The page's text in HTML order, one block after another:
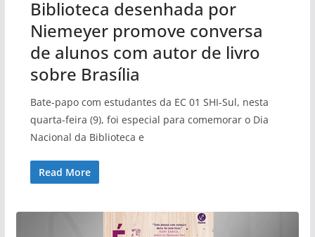
Biblioteca desenhada por
Niemeyer promove conversa
de alunos com autor de livro
sobre Brasília
Bate-papo com estudantes da EC 01 SHI-Sul, nesta
quarta-feira (9), foi especial para comemorar o Dia
Nacional da Biblioteca e
Read More